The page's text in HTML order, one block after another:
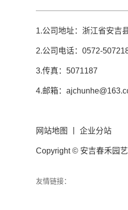
1.公司地址：浙江省安吉
2.公司电话：0572-
3.传真：5071187
4.邮箱：
网站地图 企业分站
Copyright © 安吉春禾园
友情链接：